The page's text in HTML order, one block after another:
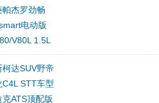
杰罗劲畅
电动版
V80L 1.5L
达SUV野帝
STT车型
ATS顶配版